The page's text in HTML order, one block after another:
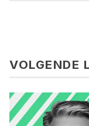
VOLGENDE